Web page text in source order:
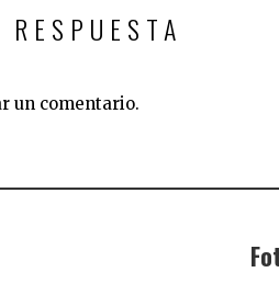
un comentario.